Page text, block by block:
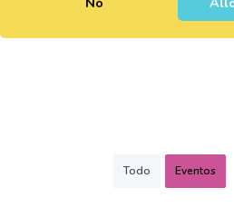
Todo Eventos